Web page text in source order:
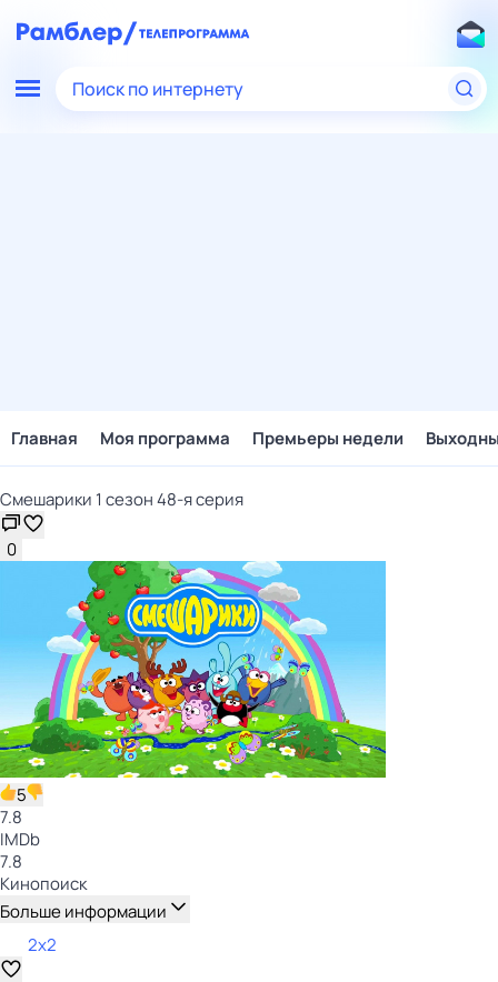
Поиск по интернету
Главная Моя программа Премьеры недели
Смешарики 1 сезон 48-я серия
0
5
7.8
IMDb
7.8
Кинопоиск
Больше информации
2x2